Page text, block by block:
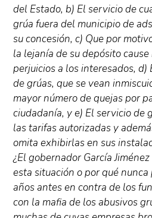
del Estado, b) El servicio de
grúa fuera del municipio de
su concesión, c) Que por
la lejanía de su depósito
perjuicios a los interesados, d)
de grúas, que se vean
mayor número de quejas por
ciudadanía, y e) El servicio de
las tarifas autorizadas y
omita exhibirlas en sus
¿El gobernador García
esta situación o por qué nunca
años antes en contra de los
con la mafia de los abusivos